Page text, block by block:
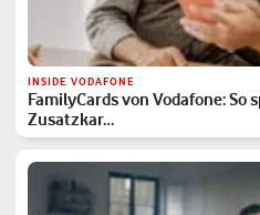
INSIDE VODAFONE
FamilyCards von Vodafone:
Zusatzkar…